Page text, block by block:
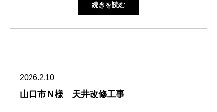
続きを読む
2026.2.10
山口市Ｎ様 天井改修工事